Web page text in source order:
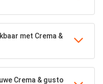
met Crema &
Crema & gusto